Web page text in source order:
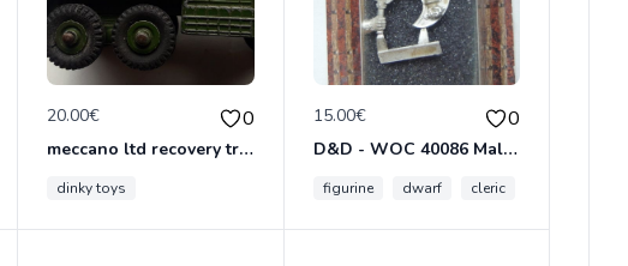
20.00€ 0
meccano ltd recovery tractor N°661
dinky toys
15.00€ 0
D&D - WOC 40086 Male Dwarven Cleric Miniature - Donjons Dragons
figurine dwarf cleric